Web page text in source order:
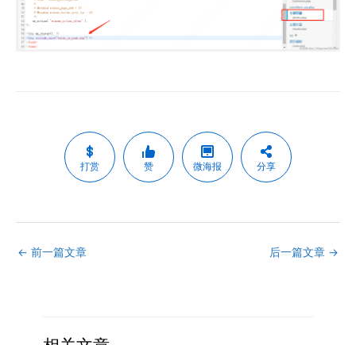
打赏 赞 微海报 分享
← 前一篇文章 后一篇文章 →